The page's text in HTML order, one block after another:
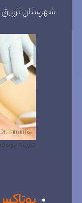
شهرستان
هزینه